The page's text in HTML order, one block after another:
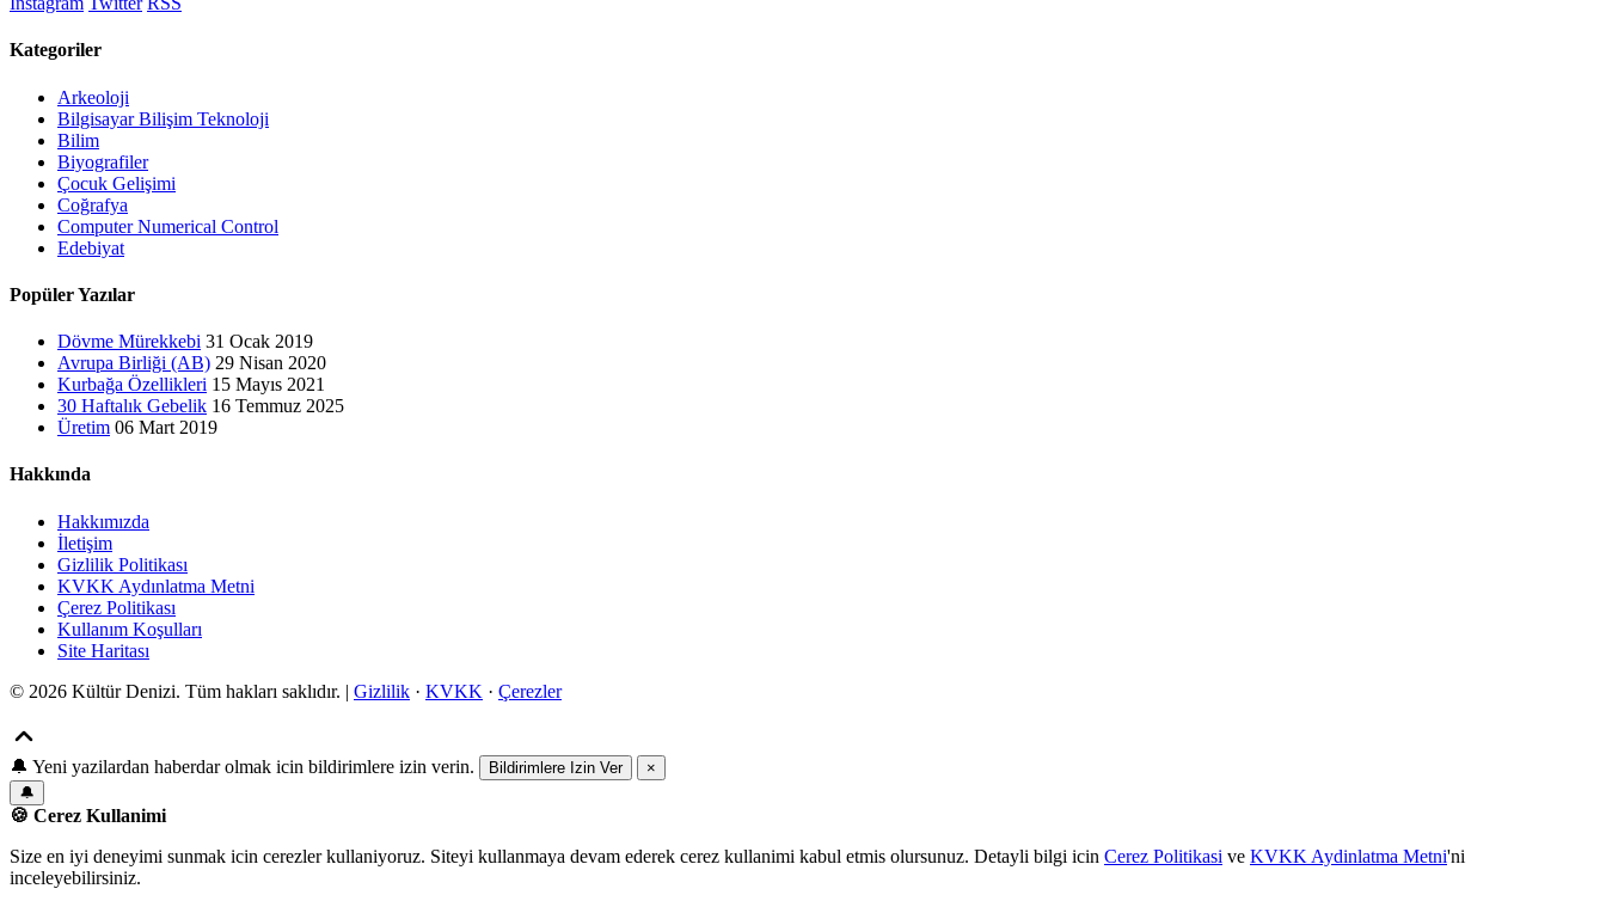
Kategoriler
Arkeoloji
Bilgisayar Bilişim Teknoloji
Bilim
Biyografiler
Çocuk Gelişimi
Coğrafya
Computer Numerical Control
Edebiyat
Popüler Yazılar
Dövme Mürekkebi 31 Ocak 2019
Avrupa Birliği (AB) 29 Nisan 2020
Kurbağa Özellikleri 15 Mayıs 2021
30 Haftalık Gebelik 16 Temmuz 2025
Üretim 06 Mart 2019
Hakkında
Hakkımızda
İletişim
Gizlilik Politikası
KVKK Aydınlatma Metni
Çerez Politikası
Kullanım Koşulları
Site Haritası
© 2026 Kültür Denizi. Tüm hakları saklıdır. | Gizlilik · KVKK · Çerezler
🔔 Yeni yazilardan haberdar olmak icin bildirimlere izin verin. Bildirimlere Izin Ver
×
🔔
🍪 Cerez Kullanimi
Size en iyi deneyimi sunmak icin cerezler kullaniyoruz. Siteyi kullanmaya devam ederek cerez kullanimi kabul etmis olursunuz. Detayli bilgi icin Cerez Politikasi ve KVKK Aydinlatma Metni'ni
inceleyebilirsiniz.